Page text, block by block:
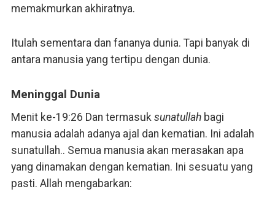
memakmurkan akhiratnya.
Itulah sementara dan fananya dunia. Tapi banyak di
antara manusia yang tertipu dengan dunia.
Meninggal Dunia
Menit ke-19:26 Dan termasuk sunatullahbagi
manusia adalah adanya ajal dan kematian. Ini adalah
sunatullah.. Semua manusia akan merasakan apa
yang dinamakan dengan kematian. Ini sesuatu yang
pasti. Allah mengabarkan: